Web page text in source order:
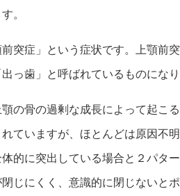
。
突症」という症状です。上顎前
っ歯」と呼ばれているものになり
顎の骨の過剰な成長によって起こ
ていますが、ほとんどは原因不
体的に突出している場合と２パタ
じにくく、意識的に閉じないと